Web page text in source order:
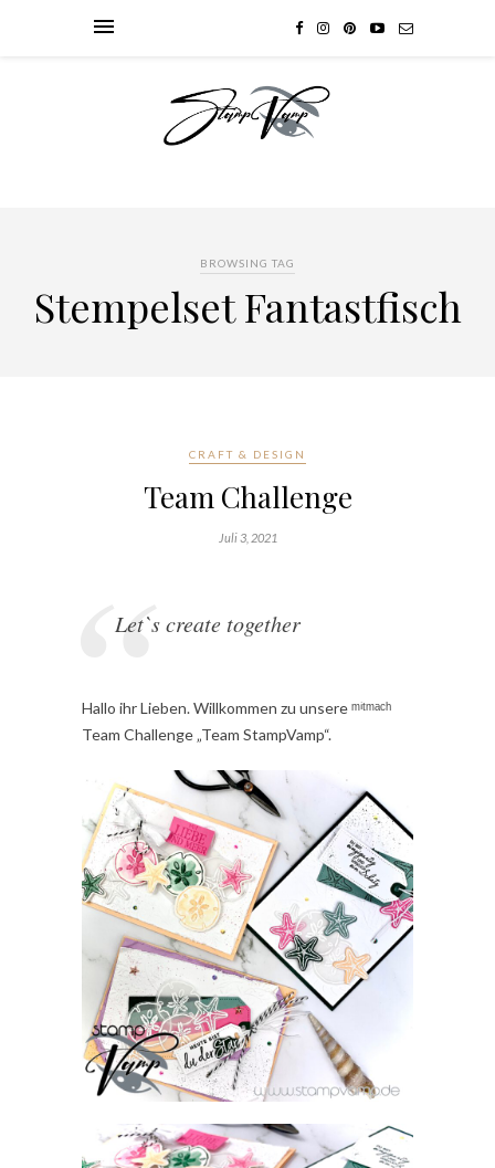
BROWSING TAG
Stempelset Fantastfisch
CRAFT & DESIGN
Team Challenge
Juli 3, 2021
Let`s create together
Hallo ihr Lieben. Willkommen zu unsere ᵐⁱᵗᵐᵃᶜʰ
Team Challenge „Team StampVamp“.